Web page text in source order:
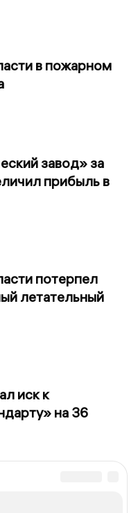
в пожарном
завод» за
прибыль в
потерпел
летательный
иск к
на 36